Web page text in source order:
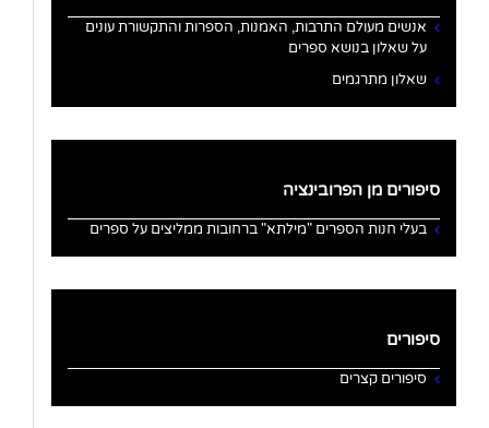
אנשים מעולם התרבות, האמנות, הספרות והתקשורת עונים
על שאלון בנושא ספרים
שאלון מתרגמים
סיפורים מן הפרובינציה
בעלי חנות הספרים "מילתא" ברחובות ממליצים על ספרים
סיפורים
סיפורים קצרים